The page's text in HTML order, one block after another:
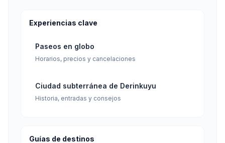
Experiencias clave
Paseos en globo
Horarios, precios y cancelaciones
Ciudad subterránea de Derinkuyu
Historia, entradas y consejos
Guías de destinos